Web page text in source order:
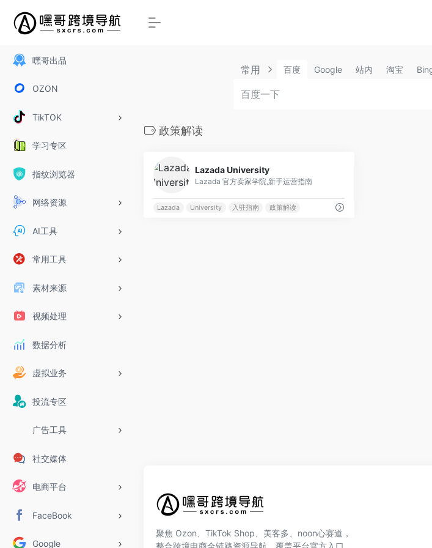
嘿哥出品
OZON
TikTOK
学习专区
指纹浏览器
网络资源
AI工具
常用工具
素材来源
视频处理
数据分析
虚拟业务
投流专区
广告工具
社交媒体
电商平台
FaceBook
Google
常用 百度 Google 站内 淘宝
政策解读
Lazada University
Lazada 官方卖家学院,新手运营指南
Lazada University 入驻指南 政策解读
聚焦 Ozon、TikTok Shop、美客多、noon心赛道，
整合跨境电商全链路资源导航，覆盖平台官方入口、